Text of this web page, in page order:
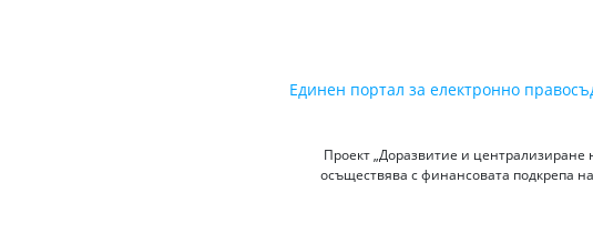
Единен портал за електронно
Проект „Доразвитие и централизиране
осъществява с финансовата подкрепа